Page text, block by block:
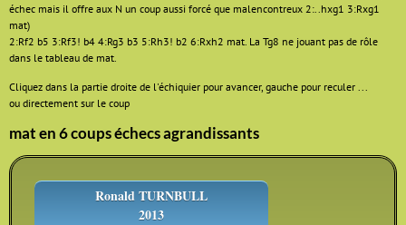
échec mais il offre aux N un coup aussi forcé que malencontreux 2:..hxg1 3:Rxg1
mat)
2:Rf2 b5 3:Rf3! b4 4:Rg3 b3 5:Rh3! b2 6:Rxh2 mat. La Tg8 ne jouant pas de rôle
dans le tableau de mat.
Cliquez dans la partie droite de l'échiquier pour avancer, gauche pour reculer ...
ou directement sur le coup
mat en 6 coups échecs agrandissants
Ronald TURNBULL
2013